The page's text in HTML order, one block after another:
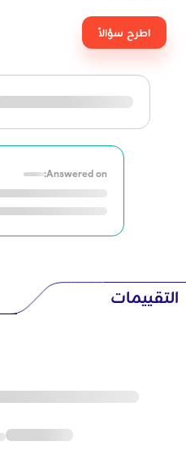
اطرح سؤالاً
Answered on:
التقييمات